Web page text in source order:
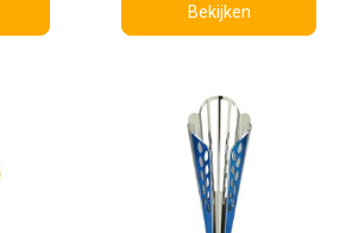
Bekijken